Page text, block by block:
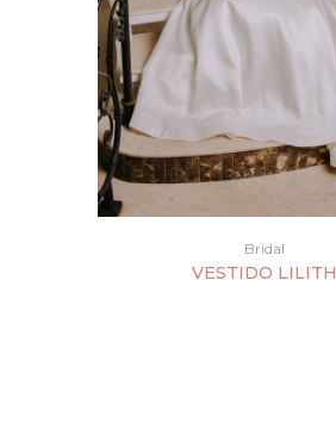
Bridal
VESTIDO LILITH